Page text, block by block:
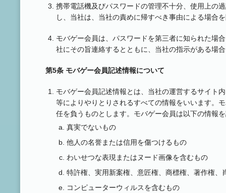
携帯電話機及びパスワードの管理不十分、使用上の
し、当社は、当社の責めに帰すべき事由による場合
モバゲー会員は、パスワードを第三者に知られた場
社にその旨連絡するとともに、当社の指示がある場
第5条 モバゲー会員記述情報について
モバゲー会員記述情報とは、当社の運営するサイト
等によりやりとりされるすべての情報をいいます。
任を負うものとします。モバゲー会員は以下の情報
真実でないもの
他人の名誉または信用を傷つけるもの
わいせつな表現またはヌード画像を含むもの
特許権、実用新案権、意匠権、商標権、著作権
コンピューターウィルスを含むもの